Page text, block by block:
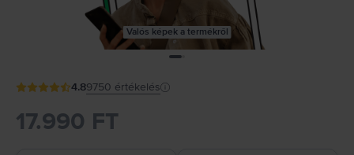
Valós képek a termékről
4.89750 értékelés
17.990 FT